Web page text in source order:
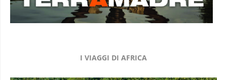
I VIAGGI DI AFRICA